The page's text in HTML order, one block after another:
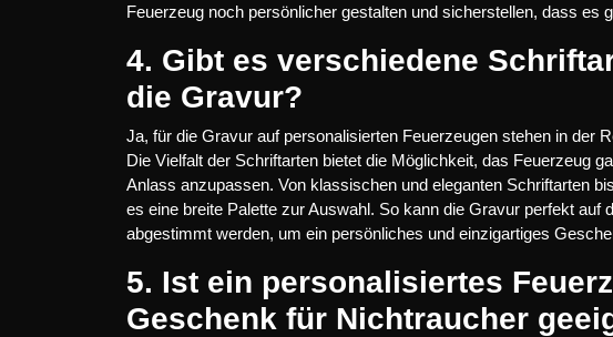
Feuerzeug noch persönlicher gestalten und sicherstellen, dass es
4. Gibt es verschiedene
die Gravur?
Ja, für die Gravur auf personalisierten Feuerzeugen stehen in der
Die Vielfalt der Schriftarten bietet die Möglichkeit, das Feuerzeug
Anlass anzupassen. Von klassischen und eleganten Schriftarten
es eine breite Palette zur Auswahl. So kann die Gravur perfekt
abgestimmt werden, um ein persönliches und einzigartiges
5. Ist ein personalisiertes
Geschenk für Nichtraucher